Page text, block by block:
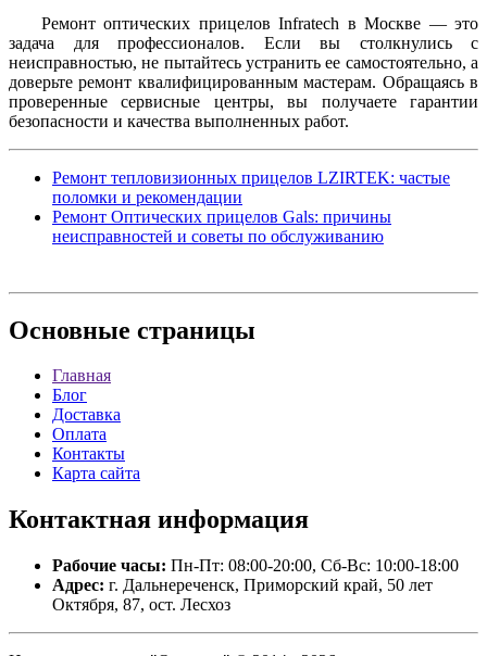
Ремонт оптических прицелов Infratech в Москве — это
задача для профессионалов. Если вы столкнулись с
неисправностью, не пытайтесь устранить ее самостоятельно, а
доверьте ремонт квалифицированным мастерам. Обращаясь в
проверенные сервисные центры, вы получаете гарантии
безопасности и качества выполненных работ.
Ремонт тепловизионных прицелов LZIRTEK: частые
поломки и рекомендации
Ремонт Оптических прицелов Gals: причины
неисправностей и советы по обслуживанию
Основные страницы
Главная
Блог
Доставка
Оплата
Контакты
Карта сайта
Контактная информация
Рабочие часы: Пн-Пт: 08:00-20:00, Сб-Вс: 10:00-18:00
Адрес: г. Дальнереченск, Приморский край, 50 лет
Октября, 87, ост. Лесхоз